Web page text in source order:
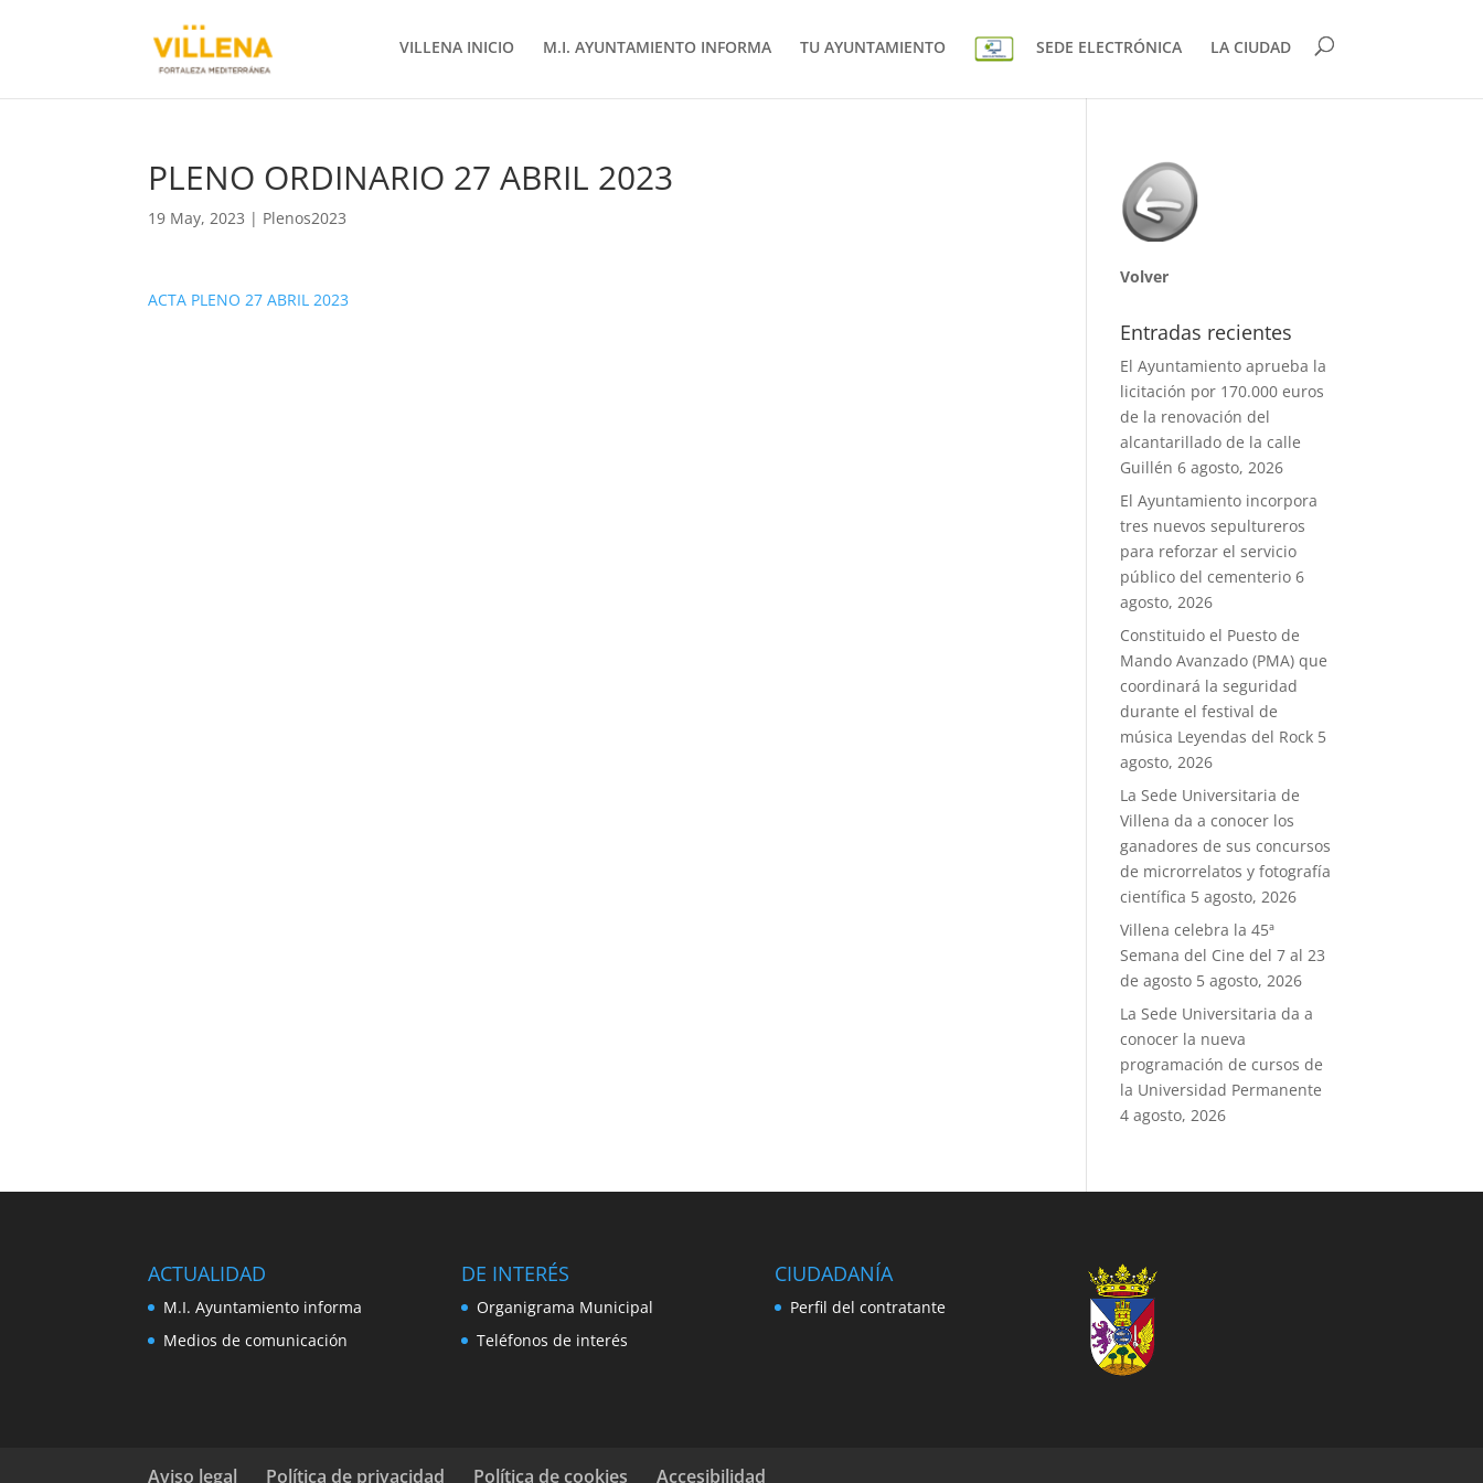
VILLENA INICIO M.I. AYUNTAMIENTO INFORMA TU AYUNTAMIENTO SEDE ELECTRÓNICA LA CIUDAD
PLENO ORDINARIO 27 ABRIL 2023
19 May, 2023 | Plenos2023
ACTA PLENO 27 ABRIL 2023
Volver
Entradas recientes
El Ayuntamiento aprueba la
licitación por 170.000 euros
de la renovación del
alcantarillado de la calle
Guillén 6 agosto, 2026
El Ayuntamiento incorpora
tres nuevos sepultureros
para reforzar el servicio
público del cementerio 6
agosto, 2026
Constituido el Puesto de
Mando Avanzado (PMA) que
coordinará la seguridad
durante el festival de
música Leyendas del Rock 5
agosto, 2026
La Sede Universitaria de
Villena da a conocer los
ganadores de sus concursos
de microrrelatos y fotografía
científica 5 agosto, 2026
Villena celebra la 45ª
Semana del Cine del 7 al 23
de agosto 5 agosto, 2026
La Sede Universitaria da a
conocer la nueva
programación de cursos de
la Universidad Permanente
4 agosto, 2026
ACTUALIDAD
M.I. Ayuntamiento informa
Medios de comunicación
DE INTERÉS
Organigrama Municipal
Teléfonos de interés
CIUDADANÍA
Perfil del contratante
Aviso legal Política de privacidad Política de cookies Accesibilidad